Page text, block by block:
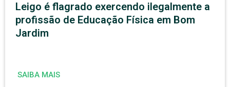
Leigo é flagrado exercendo ilegalmente a
profissão de Educação Física em Bom
Jardim
SAIBA MAIS